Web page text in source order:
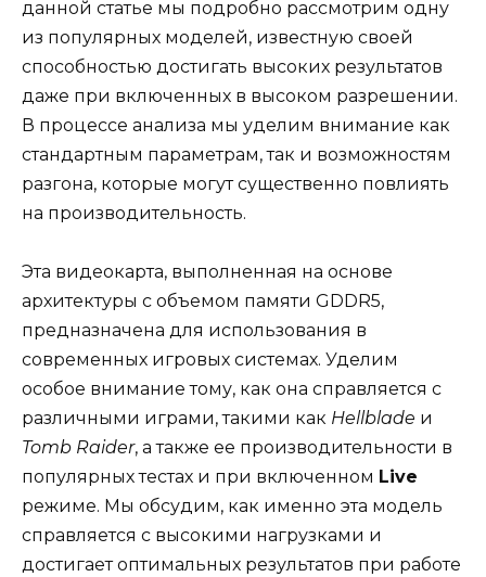
данной статье мы подробно рассмотрим одну
из популярных моделей, известную своей
способностью достигать высоких результатов
даже при включенных в высоком разрешении.
В процессе анализа мы уделим внимание как
стандартным параметрам, так и возможностям
разгона, которые могут существенно повлиять
на производительность.
Эта видеокарта, выполненная на основе
архитектуры с объемом памяти GDDR5,
предназначена для использования в
современных игровых системах. Уделим
особое внимание тому, как она справляется с
различными играми, такими как Hellblade и
Tomb Raider, а также ее производительности в
популярных тестах и при включенном Live
режиме. Мы обсудим, как именно эта модель
справляется с высокими нагрузками и
достигает оптимальных результатов при работе